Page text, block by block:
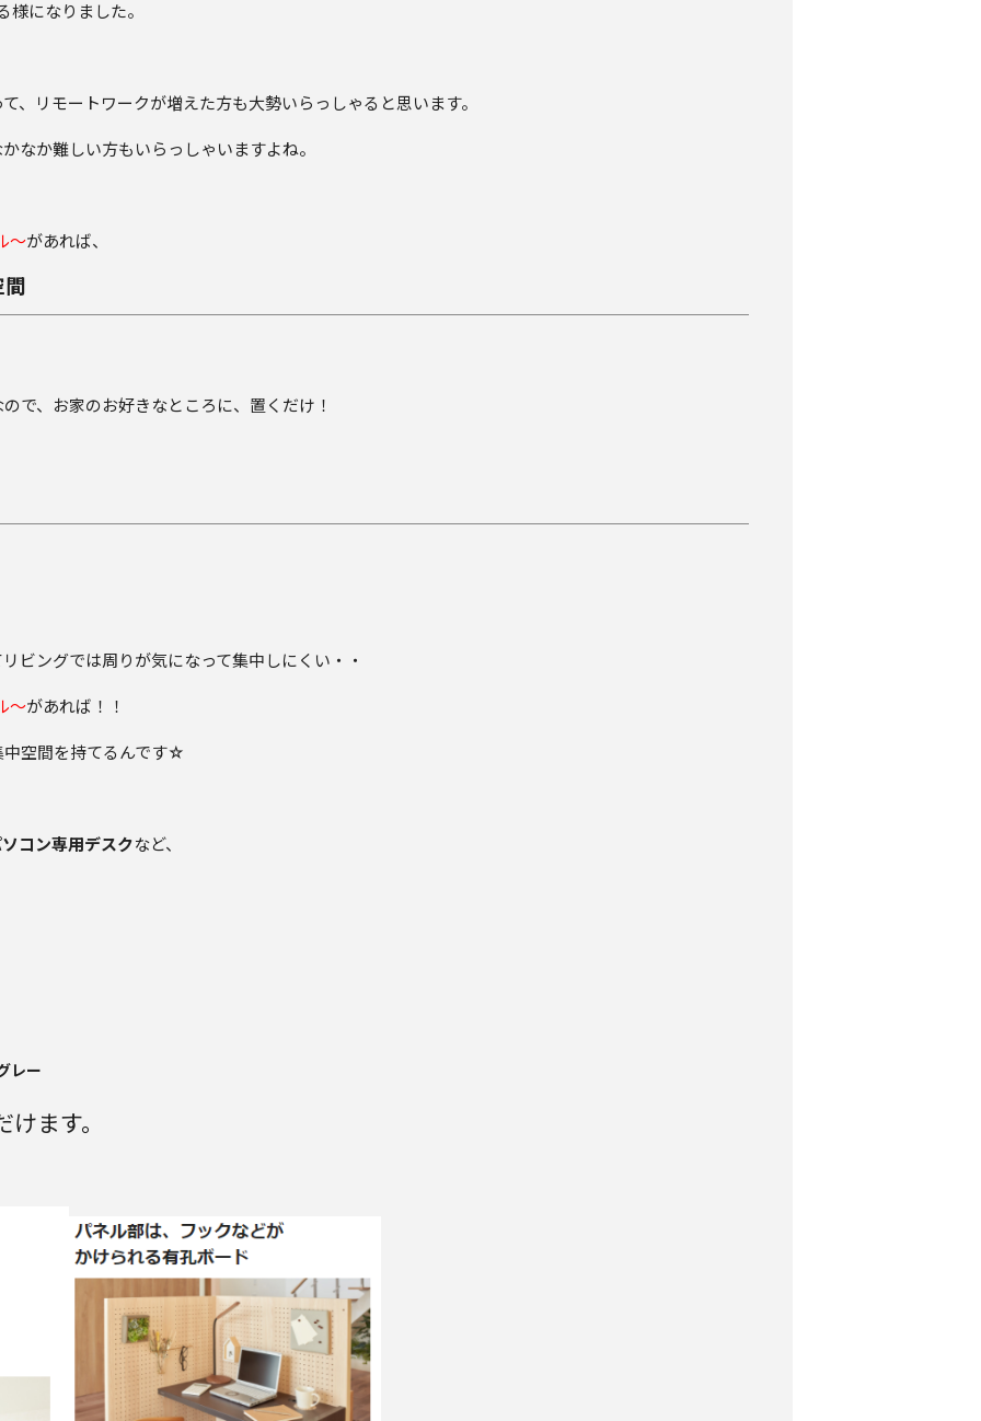
になりました。
、リモートワークが増えた方も大勢いらっしゃると思います。
なか難しい方もいらっしゃいますよね。
～があれば、
ので、お家のお好きなところに、置くだけ！
ビングでは周りが気になって集中しにくい・・
～があれば！！
中空間を持てるんです☆
コン専用デスクなど、
レー
ます。